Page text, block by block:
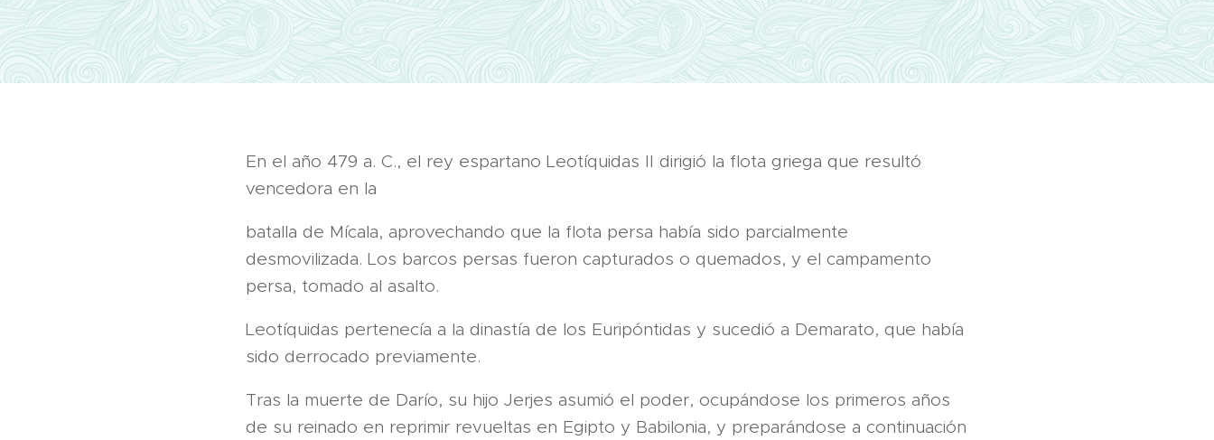
En el año 479 a. C., el rey espartano Leotíquidas II dirigió la flota griega que resultó
vencedora en la
batalla de Mícala, aprovechando que la flota persa había sido parcialmente
desmovilizada. Los barcos persas fueron capturados o quemados, y el campamento
persa, tomado al asalto.
Leotíquidas pertenecía a la dinastía de los Euripóntidas y sucedió a Demarato, que había
sido derrocado previamente.
Tras la muerte de Darío, su hijo Jerjes asumió el poder, ocupándose los primeros años
de su reinado en reprimir revueltas en Egipto y Babilonia, y preparándose a continuación